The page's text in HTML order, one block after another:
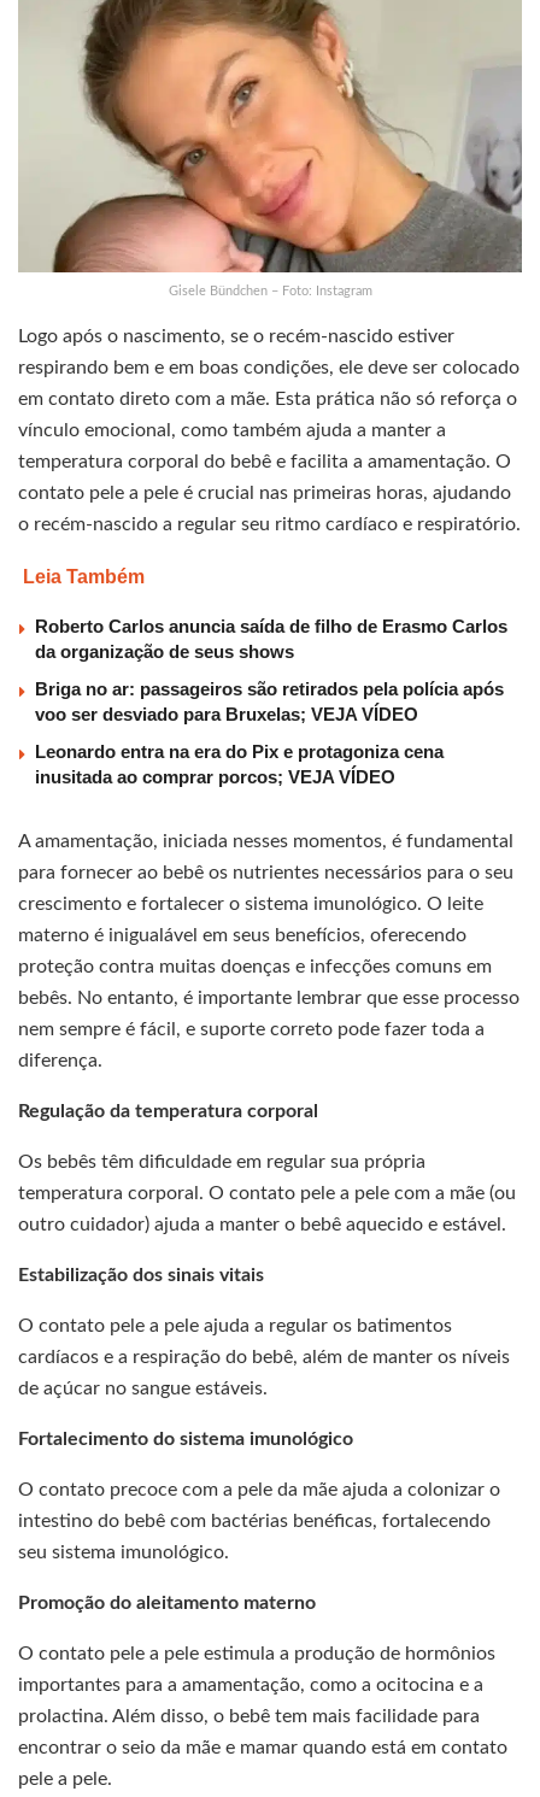
Gisele Bündchen – Foto: Instagram
Logo após o nascimento, se o recém-nascido estiver
respirando bem e em boas condições, ele deve ser colocado
em contato direto com a mãe. Esta prática não só reforça o
vínculo emocional, como também ajuda a manter a
temperatura corporal do bebê e facilita a amamentação. O
contato pele a pele é crucial nas primeiras horas, ajudando
o recém-nascido a regular seu ritmo cardíaco e respiratório.
Leia Também
Roberto Carlos anuncia saída de filho de Erasmo Carlos
da organização de seus shows
Briga no ar: passageiros são retirados pela polícia após
voo ser desviado para Bruxelas; VEJA VÍDEO
Leonardo entra na era do Pix e protagoniza cena
inusitada ao comprar porcos; VEJA VÍDEO
A amamentação, iniciada nesses momentos, é fundamental
para fornecer ao bebê os nutrientes necessários para o seu
crescimento e fortalecer o sistema imunológico. O leite
materno é inigualável em seus benefícios, oferecendo
proteção contra muitas doenças e infecções comuns em
bebês. No entanto, é importante lembrar que esse processo
nem sempre é fácil, e suporte correto pode fazer toda a
diferença.
Regulação da temperatura corporal
Os bebês têm dificuldade em regular sua própria
temperatura corporal. O contato pele a pele com a mãe (ou
outro cuidador) ajuda a manter o bebê aquecido e estável.
Estabilização dos sinais vitais
O contato pele a pele ajuda a regular os batimentos
cardíacos e a respiração do bebê, além de manter os níveis
de açúcar no sangue estáveis.
Fortalecimento do sistema imunológico
O contato precoce com a pele da mãe ajuda a colonizar o
intestino do bebê com bactérias benéficas, fortalecendo
seu sistema imunológico.
Promoção do aleitamento materno
O contato pele a pele estimula a produção de hormônios
importantes para a amamentação, como a ocitocina e a
prolactina. Além disso, o bebê tem mais facilidade para
encontrar o seio da mãe e mamar quando está em contato
pele a pele.